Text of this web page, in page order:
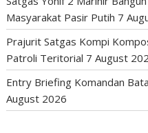
Masyarakat Pasir Putih 7
Prajurit Satgas Kompi
Patroli Teritorial 7 August
Entry Briefing Komandan
August 2026